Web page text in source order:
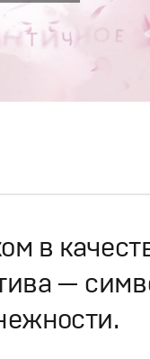
в
—